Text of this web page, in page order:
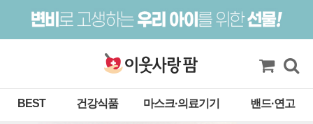
BEST 건강식품 마스크·의료기기 밴드·연고